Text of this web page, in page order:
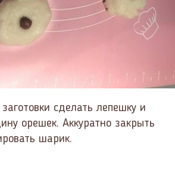
сделать лепешку и
орешек. Аккуратно закрыть
шарик.